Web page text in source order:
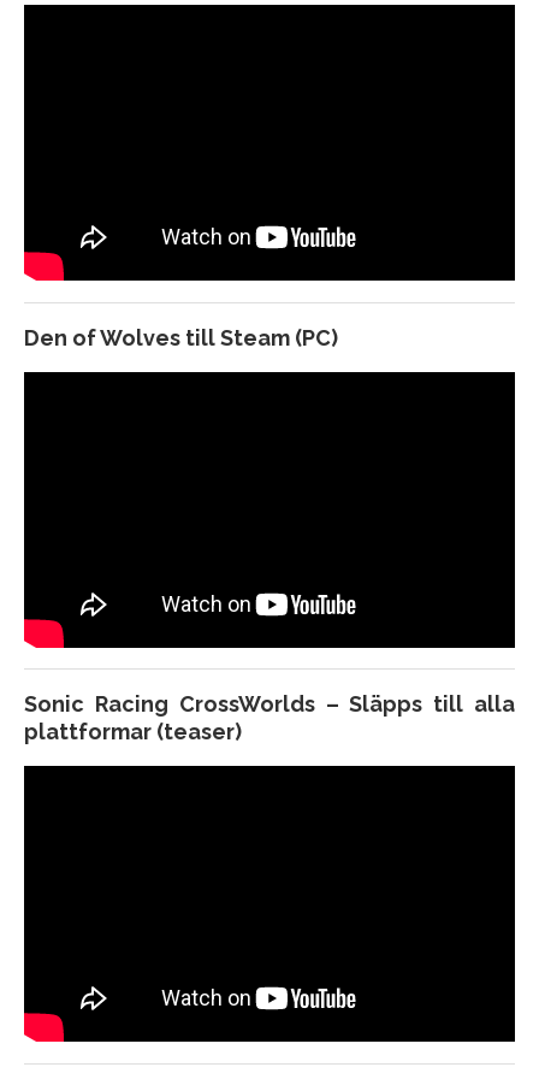
Palworld: Feybreak DLC – Släpps 23
december till PC, Xbox Series X och Playstation 5
släpps 2026 till PC, Xbox Series X och Playstation
5
från Techland till PC, Xbox Series X och
Playstation 5
Hunt Showdown: Post Malone’s Murder Circus
från Crytek, släpps till Game Pass, Xbox Series X,
Playstation 5 och PC
Screamer – Från Milestone, släpps 2026 till PC,
Den of Wolves till Steam (PC)
Sonic Racing CrossWorlds – Släpps till alla
plattformar (teaser)